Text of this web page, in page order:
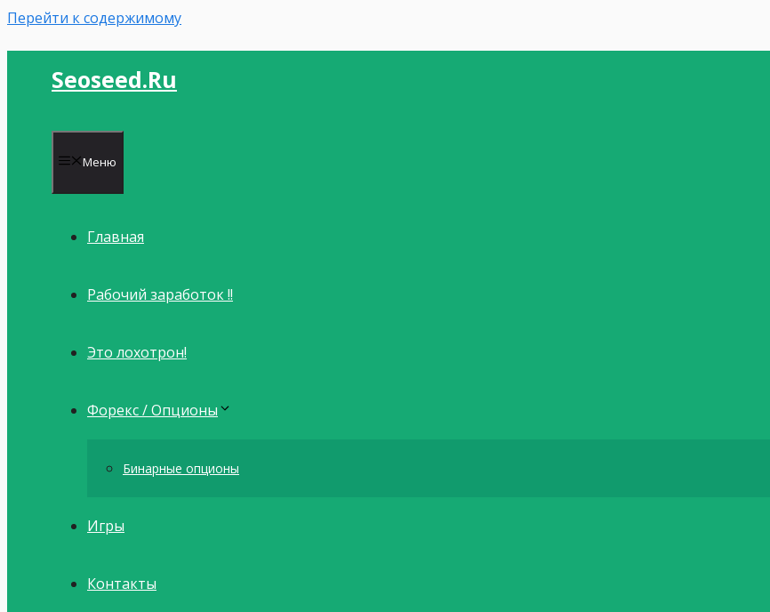
Перейти к содержимому
Seoseed.ru
Меню
Главная
Рабочий заработок !!
Это лохотрон!
Форекс / Опционы
Бинарные опционы
Игры
Контакты